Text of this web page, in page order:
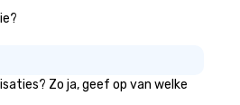
Zo ja, geef op van welke